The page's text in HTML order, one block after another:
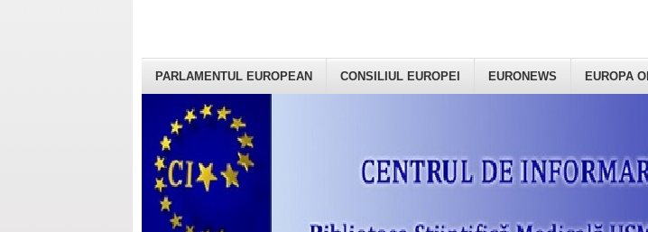
PARLAMENTUL EUROPEAN CONSILIUL EUROPEI EURONEWS EUROPA